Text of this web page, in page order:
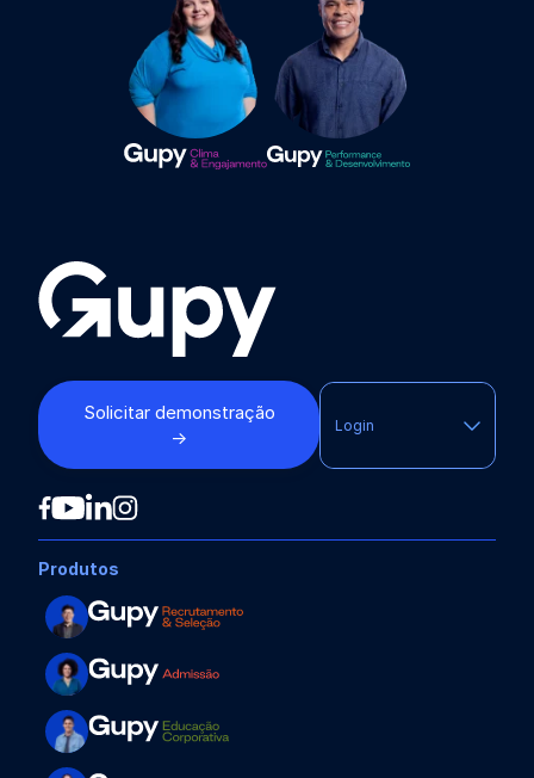
Solicitar demonstração
→
Login
Produtos